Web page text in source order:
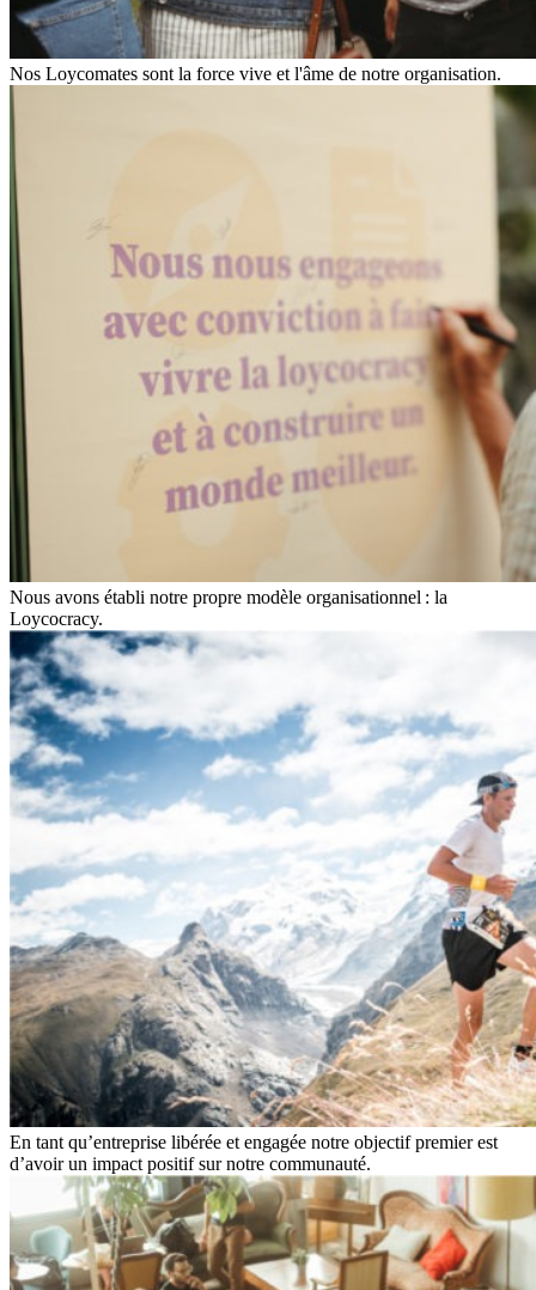
Nos Loycomates sont la force vive et l'âme de notre organisation.
Nous avons établi notre propre modèle organisationnel : la
Loycocracy.
En tant qu’entreprise libérée et engagée notre objectif premier est
d’avoir un impact positif sur notre communauté.